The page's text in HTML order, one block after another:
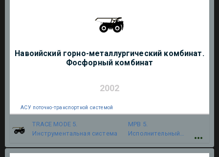
Навоийский горно-металлургический комбинат.
Фосфорный комбинат
2002
АСУ поточно-транспортной системой
TRACE MODE 5.
Инструментальная система
МРВ 5.
Исполнительный